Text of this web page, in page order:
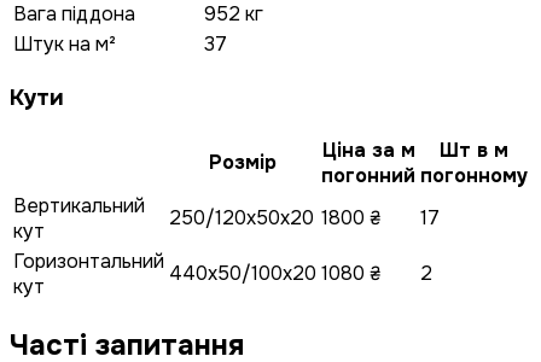
Вага піддона
952 кг
Штук на м²
37
Кути
Розмір
Ціна за м
погонний
Шт в м
погонному
Вертикальний
кут
250/120x50x20 1800 ₴
17
Горизонтальний
кут
440x50/100x20 1080 ₴ 2
Часті запитання